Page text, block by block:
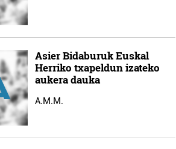
Asier Bidaburuk Euskal
Herriko txapeldun izateko
aukera dauka
A.M.M.